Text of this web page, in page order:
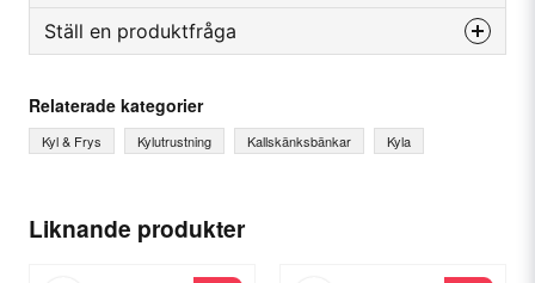
Liknande produkter
Förpackningsmått: 1845x750x1160 mm
Vikt: (Netto/brutto) 122/140 kg(s)
Reservdelsgaranti
Ställ en produktfråga
Fråga oss något om denna produkten...
Ditt namn
Relaterade kategorier
Kyl & Frys Kylutrustning Kallskänksbänkar Kyla